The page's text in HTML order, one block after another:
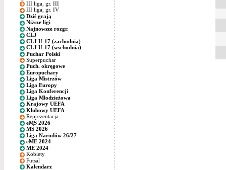
III liga, gr. III
III liga, gr. IV
Dziś grają
Niższe ligi
Najnowsze rozgr.
CLJ
CLJ U-17 (zachodnia)
CLJ U-17 (wschodnia)
Puchar Polski
Superpuchar
Puch. okręgowe
Europuchary
Liga Mistrzów
Liga Europy
Liga Konferencji
Liga Młodzieżowa
Krajowy UEFA
Klubowy UEFA
Reprezentacja
eMŚ 2026
MŚ 2026
Liga Narodów 26/27
eME 2024
ME 2024
Kobiety
Futsal
Kalendarz